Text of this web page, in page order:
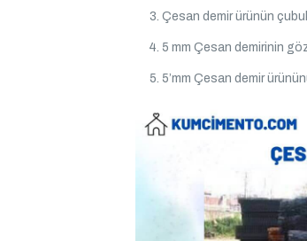
Çesan demir ürünün çubuk
5 mm Çesan demirinin göz
5’mm Çesan demir